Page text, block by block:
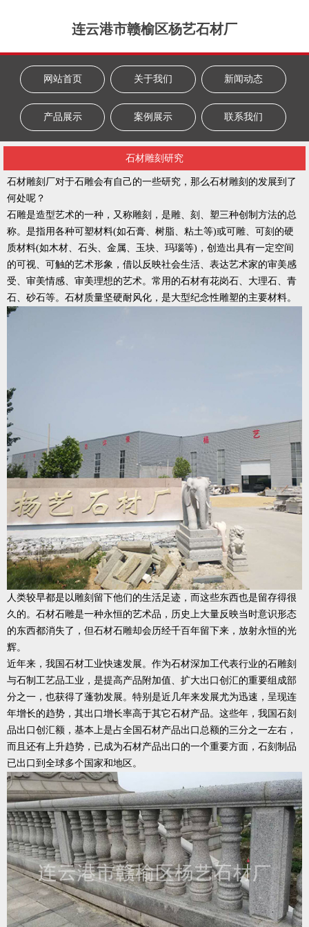
连云港市赣榆区杨艺石材厂
网站首页 关于我们 新闻动态
产品展示 案例展示 联系我们
石材雕刻研究
石材雕刻厂对于石雕会有自己的一些研究，那么石材雕刻的发展到了
何处呢？
石雕是造型艺术的一种，又称雕刻，是雕、刻、塑三种创制方法的总
称。是指用各种可塑材料(如石膏、树脂、粘土等)或可雕、可刻的硬
质材料(如木材、石头、金属、玉块、玛瑙等)，创造出具有一定空间
的可视、可触的艺术形象，借以反映社会生活、表达艺术家的审美感
受、审美情感、审美理想的艺术。常用的石材有花岗石、大理石、青
石、砂石等。石材质量坚硬耐风化，是大型纪念性雕塑的主要材料。
人类较早都是以雕刻留下他们的生活足迹，而这些东西也是留存得很
久的。石材石雕是一种永恒的艺术品，历史上大量反映当时意识形态
的东西都消失了，但石材石雕却会历经千百年留下来，放射永恒的光
辉。
近年来，我国石材工业快速发展。作为石材深加工代表行业的石雕刻
与石制工艺品工业，是提高产品附加值、扩大出口创汇的重要组成部
分之一，也获得了蓬勃发展。特别是近几年来发展尤为迅速，呈现连
年增长的趋势，其出口增长率高于其它石材产品。这些年，我国石刻
品出口创汇额，基本上是占全国石材产品出口总额的三分之一左右，
而且还有上升趋势，已成为石材产品出口的一个重要方面，石刻制品
已出口到全球多个国家和地区。